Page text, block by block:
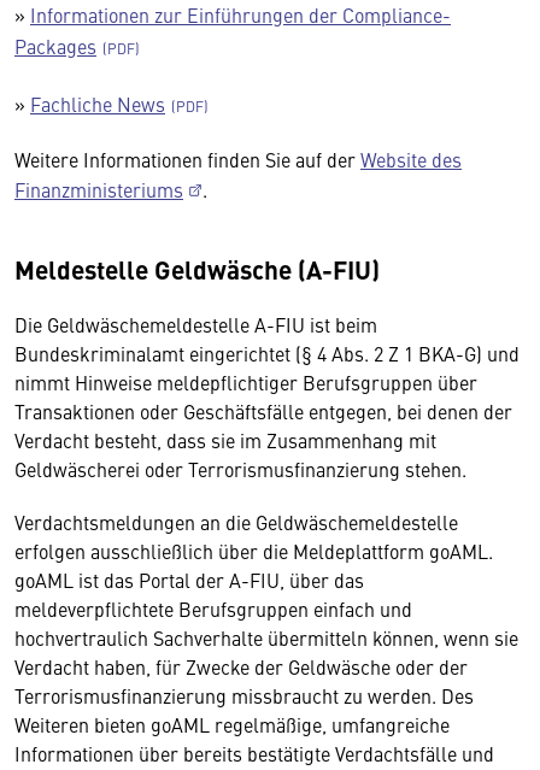
» Informationen zur Einführungen der Compliance-
Packages
» Fachliche News
Weitere Informationen finden Sie auf derWebsite des
Finanzministeriums
.
Meldestelle Geldwäsche (A-FIU)
Die Geldwäschemeldestelle A-FIU ist beim
Bundeskriminalamt eingerichtet (§ 4 Abs. 2 Z 1 BKA-G) und
nimmt Hinweise meldepflichtiger Berufsgruppen über
Transaktionen oder Geschäftsfälle entgegen, bei denen der
Verdacht besteht, dass sie im Zusammenhang mit
Geldwäscherei oder Terrorismusfinanzierung stehen.
Verdachtsmeldungen an die Geldwäschemeldestelle
erfolgen ausschließlich über die Meldeplattform goAML.
goAML ist das Portal der A-FIU, über das
meldeverpflichtete Berufsgruppen einfach und
hochvertraulich Sachverhalte übermitteln können, wenn sie
Verdacht haben, für Zwecke der Geldwäsche oder der
Terrorismusfinanzierung missbraucht zu werden. Des
Weiteren bieten goAML regelmäßige, umfangreiche
Informationen über bereits bestätigte Verdachtsfälle und